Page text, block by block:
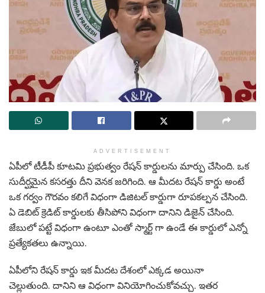
ADVERTISEMENT
ఏపీలో టీడీపీ కూటమి ప్రభుత్వం రేషన్ కార్డులను మార్పు చేసింది. ఒక
సుదీర్ఘమైన కసరత్తు దీని వెనక జరిగింది. ఆ మీదట రేషన్ కార్డు అంటే
ఒక గర్వం గౌరవం కలిగే విధంగా డిజిటల్ కార్డుగా రూపకల్పన చేసింది.
ఏ డెబిట్ క్రెడిట్ కార్డులకు తీసిపోని విధంగా దానిని డిజైన్ చేసింది.
జేబులో పట్టే విధంగా ఉంటూ ఎంతో స్మార్ట్ గా ఉండే ఈ కార్డులో ఎన్నో
ప్రత్యేకతలు ఉన్నాయి.
ఏపీలోని రేషన్ కార్డు ఇక మీదట దేశంలో ఎక్కడ అయినా
చెల్లుతుంది. దానిని ఆ విధంగా వినియోగించుకోవచ్చు. ఇతర